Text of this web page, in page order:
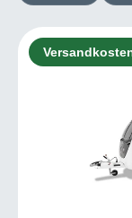
Bildergalerie